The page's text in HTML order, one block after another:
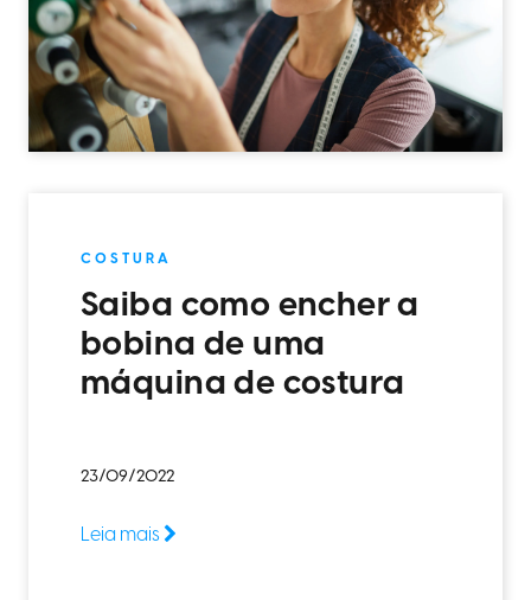
COSTURA
Saiba como encher a
bobina de uma
máquina de costura
23/09/2022
Leia mais